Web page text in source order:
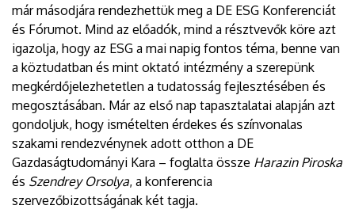
már másodjára rendezhettük meg a DE ESG Konferenciát
és Fórumot. Mind az előadók, mind a résztvevők köre azt
igazolja, hogy az ESG a mai napig fontos téma, benne van
a köztudatban és mint oktató intézmény a szerepünk
megkérdőjelezhetetlen a tudatosság fejlesztésében és
megosztásában. Már az első nap tapasztalatai alapján azt
gondoljuk, hogy ismételten érdekes és színvonalas
szakami rendezvénynek adott otthon a DE
Gazdaságtudományi Kara – foglalta össze Harazin Piroska
és Szendrey Orsolya, a konferencia
szervezőbizottságának két tagja.